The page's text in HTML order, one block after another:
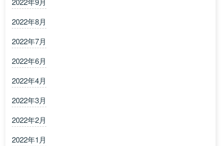
2022年8月
2022年7月
2022年6月
2022年4月
2022年3月
2022年2月
2022年1月